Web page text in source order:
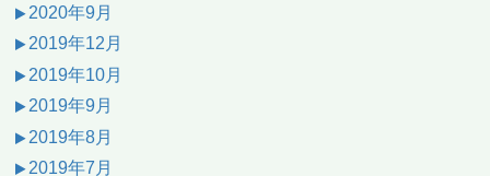
2020年9月
2019年12月
2019年10月
2019年9月
2019年8月
2019年7月